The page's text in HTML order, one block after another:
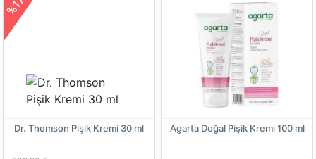
%17
Dr. Thomson Pişik Kremi 30 ml Agarta Doğal Pişik Kremi 100 ml